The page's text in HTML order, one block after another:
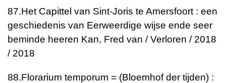
87.Het Capittel van Sint-Joris te Amersfoort : een
geschiedenis van Eerweerdige wijse ende seer
beminde heeren Kan, Fred van / Verloren / 2018
/ 2018
88.Florarium temporum = (Bloemhof der tijden) :